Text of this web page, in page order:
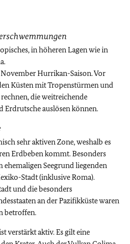
in höheren Lagen wie in
Hurrikan-Saison. Vor
Küsten mit Tropenstürmen und
die weitreichende
auslösen können.
sehr aktiven Zone, weshalb es
Erdbeben kommt. Besonders
ehemaligen Seegrund liegenden
Stadt (inklusive Roma).
und die besonders
an der Pazifikküste waren
betroffen.
verstärkt aktiv. Es gilt eine